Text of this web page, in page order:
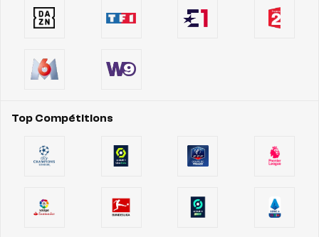
Top Compétitions